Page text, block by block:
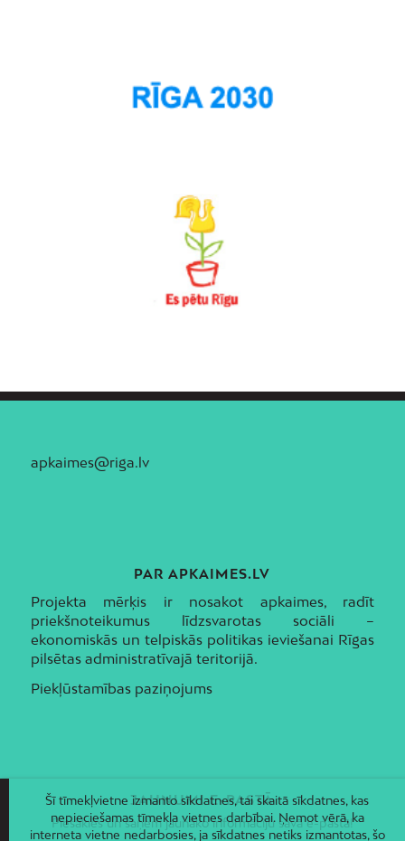
apkaimes@riga.lv
PAR APKAIMES.LV
Projekta mērķis ir nosakot apkaimes, radīt
priekšnoteikumus līdzsvarotas sociāli –
ekonomiskās un telpiskās politikas ieviešanai Rīgas
pilsētas administratīvajā teritorijā.
Piekļūstamības paziņojums
JAUNUMI E-PASTĀ
Piesakies un saņem jaunāko informāciju savā e-pastā!
Šī tīmekļvietne izmanto sīkdatnes, tai skaitā sīkdatnes, kas
nepieciešamas tīmekļa vietnes darbībai. Ņemot vērā, ka
interneta vietne nedarbosies, ja sīkdatnes netiks izmantotas, šo